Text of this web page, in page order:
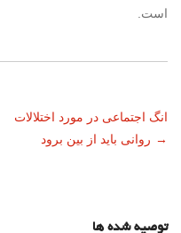
است.
ناوبری
نوشته
انگ اجتماعی در مورد اختلالات
روانی باید از بین برود →
توصیه شده ها